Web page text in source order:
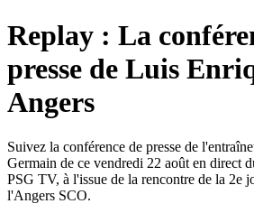
Replay : La
presse de Luis
Angers
Suivez la conférence de presse de
Germain de ce vendredi 22 août en direct
PSG TV, à l'issue de la rencontre de la 2e
l'Angers SCO.